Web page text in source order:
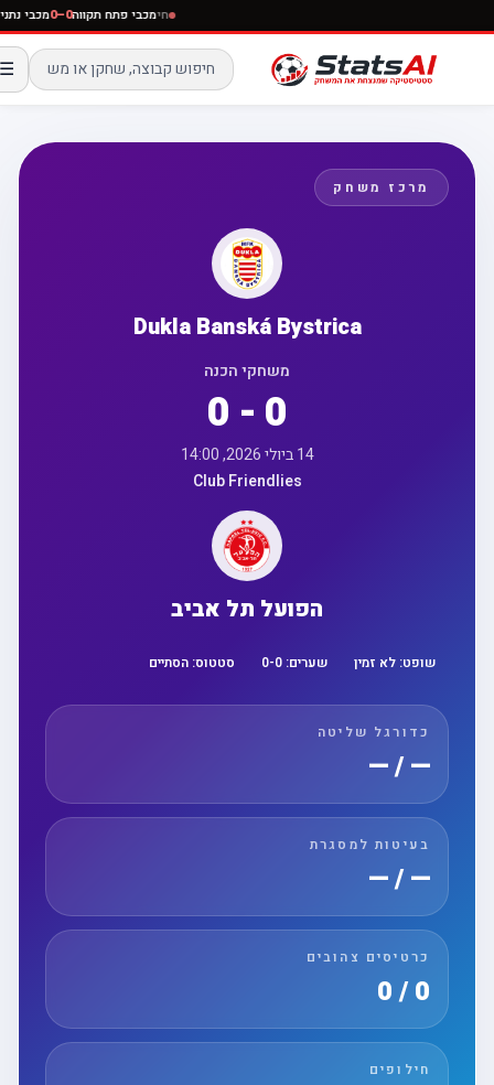
חימכבי פתח תקווה0–0 מכבי
☰
מרכז משחק
Dukla Banská Bystrica
משחקי הכנה
0 - 0
14 ביולי 2026, 14:00
Club Friendlies
הפועל תל אביב
שופט:לא זמין שערים: 0 -0 סטטוס:הסתיים
כדורגל שליטה
— / —
בעיטות למסגרת
— / —
כרטיסים צהובים
חילופים